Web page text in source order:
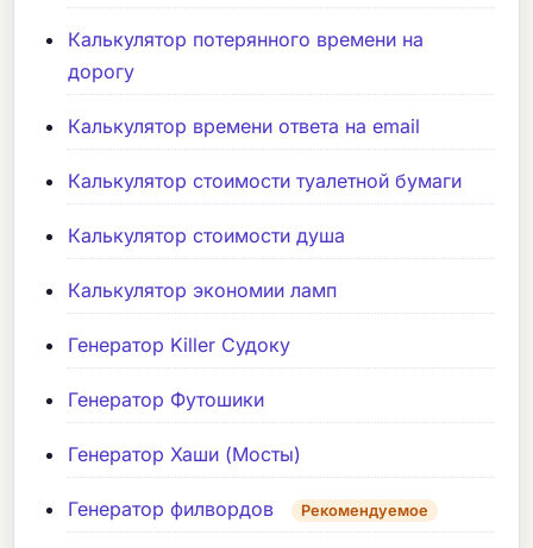
Калькулятор потерянного времени на
дорогу
Калькулятор времени ответа на email
Калькулятор стоимости туалетной бумаги
Калькулятор стоимости душа
Калькулятор экономии ламп
Генератор Killer Судоку
Генератор Футошики
Генератор Хаши (Мосты)
Генератор филвордов Рекомендуемое